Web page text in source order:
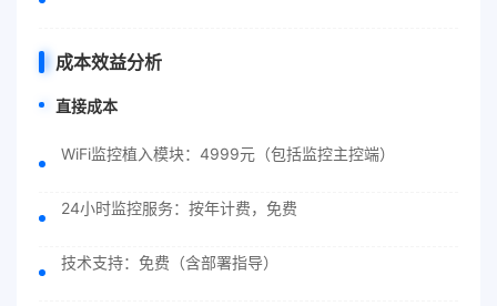
成本效益分析
直接成本
WiFi监控植入模块：4999元（包括监控主控端）
24小时监控服务：按年计费，免费
技术支持：免费（含部署指导）